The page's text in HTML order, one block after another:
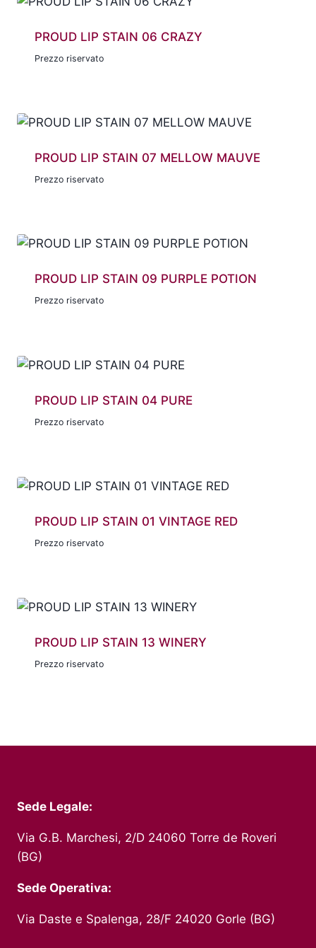
PROUD LIP STAIN 06 CRAZY
Prezzo riservato
PROUD LIP STAIN 07 MELLOW MAUVE
Prezzo riservato
PROUD LIP STAIN 09 PURPLE POTION
Prezzo riservato
PROUD LIP STAIN 04 PURE
Prezzo riservato
PROUD LIP STAIN 01 VINTAGE RED
Prezzo riservato
PROUD LIP STAIN 13 WINERY
Prezzo riservato
Sede Legale:
Via G.B. Marchesi, 2/D 24060 Torre de Roveri
(BG)
Sede Operativa:
Via Daste e Spalenga, 28/F 24020 Gorle (BG)